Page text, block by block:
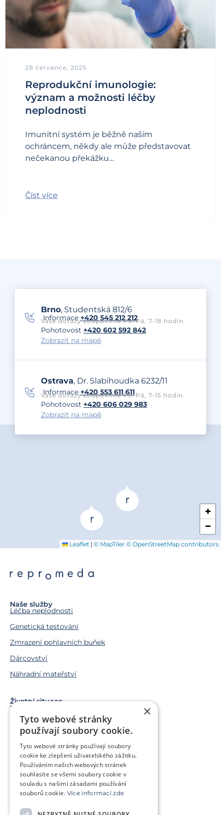
28 července, 2025
Reprodukční imunologie:
význam a možnosti léčby
neplodnosti
Imunitní systém je běžně naším
ochráncem, někdy ale může představovat
nečekanou překážku…
Číst více
Brno, Studentská 812/6
Informace +420 545 212 212
Vaše dotazy zodpovíme Po-Pá, 7-18 hodin.
Pohotovost +420 602 592 842
Zobrazit na mapě
Ostrava, Dr. Slabihoudka 6232/11
Informace +420 553 611 611
Vaše dotazy zodpovíme Po-Pá, 7-15 hodin.
Pohotovost +420 606 029 983
Zobrazit na mapě
+
−
Leaflet | © MapTiler © OpenStreetMap contributors
Naše služby
Léčba neplodnosti
Genetická testování
Zmrazení pohlavních buňek
Dárcovství
Náhradní mateřství
Životní situace
Snažíme se o miminko
Chci miminko v budoucnu
Jsem v onkologické léčbě
Chci pomoct jiným párům
Klientská zóna
×
Tyto webové stránky
používají soubory cookie.
Tyto webové stránky používají soubory
cookie ke zlepšení uživatelského zážitku.
Používáním našich webových stránek
souhlasíte se všemi soubory cookie v
souladu s našimi zásadami používání
souborů cookie. Více informací zde